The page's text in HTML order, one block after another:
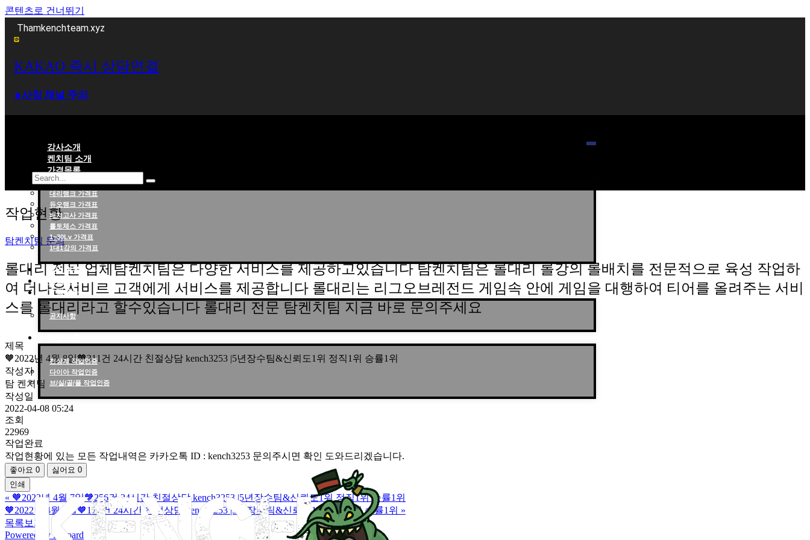
콘텐츠로 건너뛰기
Thamkenchteam.xyz
KAKAO 즉시 상담연결
⁕사칭 채널 주의
강사소개
켄치팀 소개
가격목록
대리랭크 가격표
듀오랭크 가격표
배치고사 가격표
롤토체스 가격표
1~30Lv 가격표
1대1강의 가격표
작업현황
작업후기
고객센터
공지사항
천상계 작업인증
다이아 작업인증
브/실/골/플 작업인증
작업현황
탐켄치팀 문의
롤대리 전문 업체탐켄치팀은 다양한 서비스를 제공하고있습니다 탐켄치팀은 롤대리 롤강의 롤배치를 전문적으로 육성 작업하
여 더나은서비르 고객에게 서비스를 제공합니다 롤대리는 리그오브레전드 게임속 안에 게임을 대행하여 티어를 올려주는 서비
스를 롤대리라고 할수있습니다 롤대리 전문 탐켄치팀 지금 바로 문의주세요
제목
🧡2022년 4월 8일🧡311건 24시간 친절상담 kench3253 |5년장수팀&신뢰도1위 정직1위 승률1위
작성자
탐 켄치팀
작성일
2022-04-08 05:24
조회
22969
작업완료
작업현황에 있는 모든 작업내역은 카카오톡 ID : kench3253 문의주시면 확인 도와드리겠습니다.
좋아요 0 싫어요 0
인쇄
« 🧡2022년 4월 7일🧡256건 24시간 친절상담 kench3253 |5년장수팀&신뢰도1위 정직1위 승률1위
🧡2022년 4월 9일🧡177건 24시간 친절상담 kench3253 |5년장수팀&신뢰도1위 정직1위 승률1위 »
목록보기
Powered by KBoard